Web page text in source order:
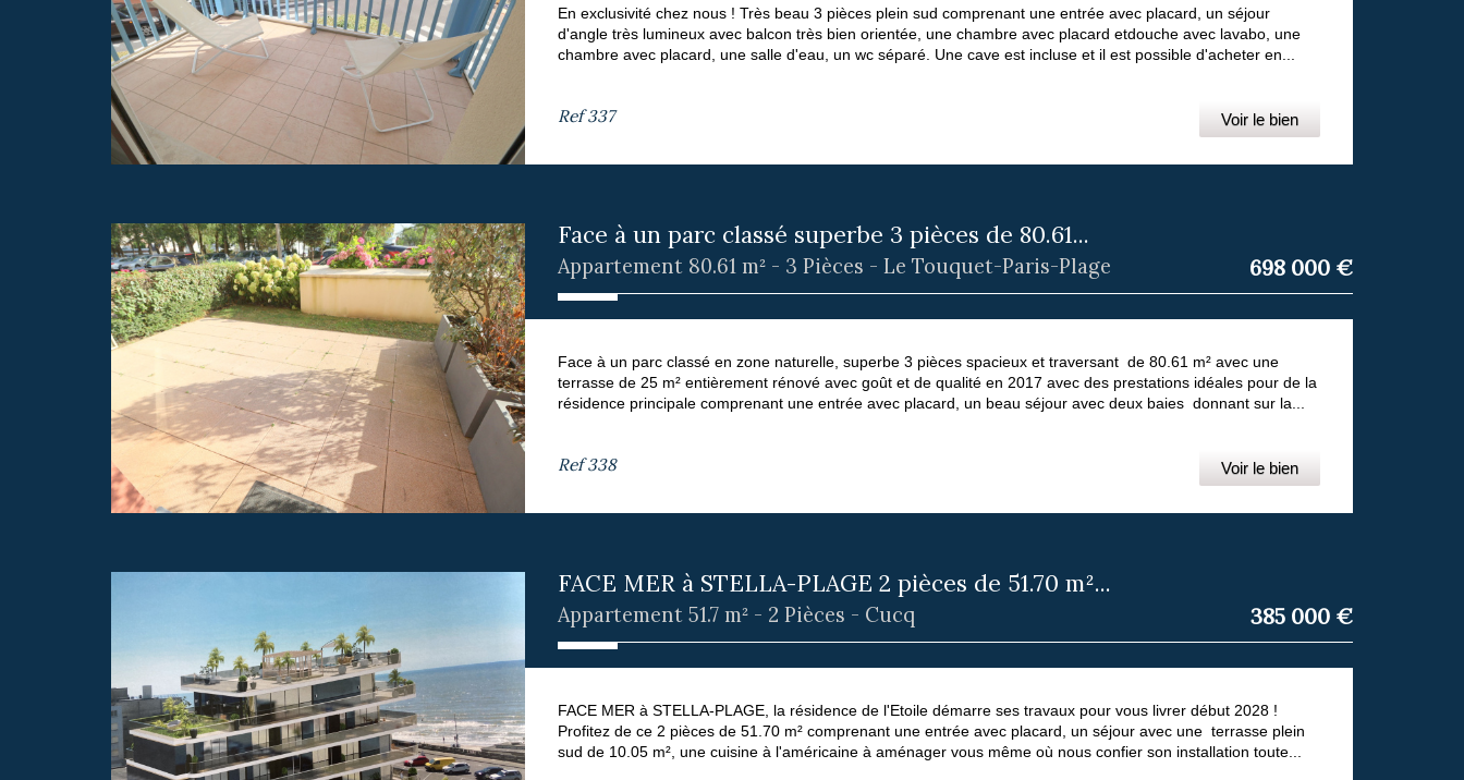
En exclusivité chez nous ! Très beau 3 pièces plein sud comprenant une entrée avec placard, un séjour
d'angle très lumineux avec balcon très bien orientée, une chambre avec placard etdouche avec lavabo, une
chambre avec placard, une salle d'eau, un wc séparé. Une cave est incluse et il est possible d'acheter en...
Ref337 Voir le bien
Face à un parc classé superbe 3 pièces de 80.61...
Appartement 80.61 m² - 3 Pièces - Le Touquet-Paris-Plage 698 000 €
Face à un parc classé en zone naturelle, superbe 3 pièces spacieux et traversant de 80.61 m² avec une
terrasse de 25 m² entièrement rénové avec goût et de qualité en 2017 avec des prestations idéales pour de la
résidence principale comprenant une entrée avec placard, un beau séjour avec deux baies donnant sur la...
Ref338 Voir le bien
FACE MER à STELLA-PLAGE 2 pièces de 51.70 m²...
Appartement 51.7 m² - 2 Pièces - Cucq 385 000 €
FACE MER à STELLA-PLAGE, la résidence de l'Etoile démarre ses travaux pour vous livrer début 2028 !
Profitez de ce 2 pièces de 51.70 m² comprenant une entrée avec placard, un séjour avec une terrasse plein
sud de 10.05 m², une cuisine à l'américaine à aménager vous même où nous confier son installation toute...